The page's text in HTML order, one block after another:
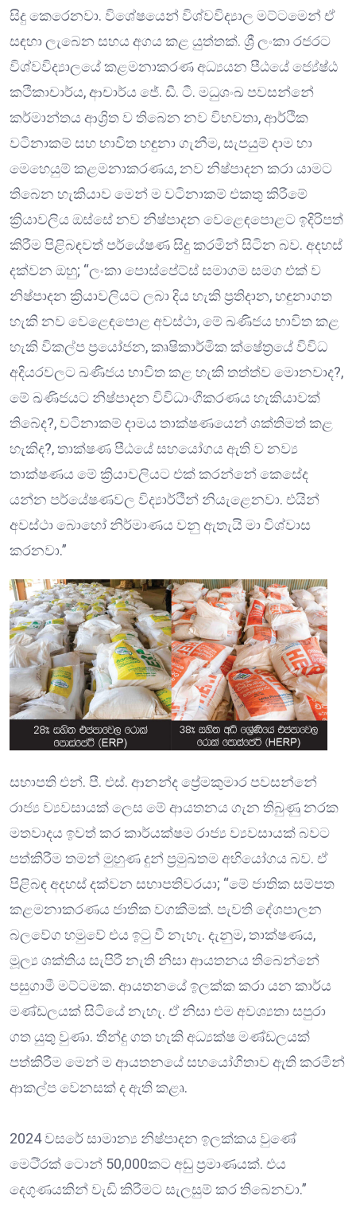
සිදු කෙරෙනවා. විශේෂයෙන් විශ්වවිද්‍යාල මට්ටමෙන් ඒ
සඳහා ලැබෙන සහය අගය කළ යුත්තක්. ශ්‍රී ලංකා රජරට
විශ්වවිද්‍යාලයේ කළමනාකරණ අධ්‍යයන පීඨයේ ජ්‍යේෂ්ඨ
කථිකාචාර්ය, ආචාර්ය ජේ. ඩී. ටී. මධුශංඛ පවසන්නේ
කර්මාන්තය ආශ්‍රිත ව තිබෙන නව විභවතා, ආර්ථික
වටිනාකම් සහ භාවිත හඳුනා ගැනීම, සැපයුම් දාම හා
මෙහෙයුම් කළමනාකරණය, නව නිෂ්පාදන කරා යාමට
තිබෙන හැකියාව මෙන් ම වටිනාකම් එකතු කිරීමේ
ක්‍රියාවලිය ඔස්සේ නව නිෂ්පාදන වෙළෙඳපොළට ඉදිරිපත්
කිරීම පිළිබඳවත් පර්යේෂණ සිදු කරමින් සිටින බව. අදහස්
දක්වන ඔහු; “ලංකා පොස්පේට්ස් සමාගම සමග එක් ව
නිෂ්පාදන ක්‍රියාවලියට ලබා දිය හැකි ප්‍රතිදාන, හඳුනාගත
හැකි නව වෙළෙඳපොළ අවස්ථා, මේ ඛණිජය භාවිත කළ
හැකි විකල්ප ප්‍රයෝජන, කෘෂිකාර්මික ක්ෂේත්‍රයේ විවිධ
අදියරවලට ඛණිජය භාවිත කළ හැකි තත්ත්ව මොනවාද?,
මේ ඛණිජයට නිෂ්පාදන විවිධාංගීකරණය හැකියාවක්
තිබේද?, වටිනාකම් දාමය තාක්ෂණයෙන් ශක්තිමත් කළ
හැකිද?, තාක්ෂණ පීඨයේ සහයෝගය ඇති ව නව්‍ය
තාක්ෂණය මේ ක්‍රියාවලියට එක් කරන්නේ කෙසේද
යන්න පර්යේෂණවල විද්‍යාර්ථීන් නියැළෙනවා. එයින්
අවස්ථා බොහෝ නිර්මාණය වනු ඇතැයි මා විශ්වාස
කරනවා.”
සභාපති එන්. පී. එස්. ආනන්ද ප්‍රේමකුමාර පවසන්නේ
රාජ්‍ය ව්‍යවසායක් ලෙස මේ ආයතනය ගැන තිබුණු නරක
මතවාදය ඉවත් කර කාර්යක්ෂම රාජ්‍ය ව්‍යවසායක් බවට
පත්කිරීම තමන් මුහුණ දුන් ප්‍රමුඛතම අභියෝගය බව. ඒ
පිළිබඳ අදහස් දක්වන සභාපතිවරයා; “මේ ජාතික සම්පත
කළමනාකරණය ජාතික වගකීමක්. පැවති දේශපාලන
බලවේග හමුවේ එය ඉටු වී නැහැ. දැනුම, තාක්ෂණය,
මූල්‍ය ශක්තිය සැපිරී නැති නිසා ආයතනය තිබෙන්නේ
පසුගාමී මට්ටමක. ආයතනයේ ඉලක්ක කරා යන කාර්ය
මණ්ඩලයක් සිටියේ නැහැ. ඒ නිසා එම අවශ්‍යතා සපුරා
ගත යුතු වුණා. තීන්දු ගත හැකි අධ්‍යක්ෂ මණ්ඩලයක්
පත්කිරීම මෙන් ම ආයතනයේ සහයෝගිතාව ඇති කරමින්
ආකල්ප වෙනසක් ද ඇති කළෘ.
2024 වසරේ සාමාන්‍ය නිෂ්පාදන ඉලක්කය වුණේ
මෙටි්‍රක් ටොන් 50,000කට අඩු ප්‍රමාණයක්. එය
දෙගුණයකින් වැඩි කිරීමට සැලසුම් කර තිබෙනවා.”